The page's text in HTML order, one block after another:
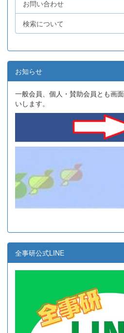
お問い合わせ
検索について
お知らせ
一般会員、個人・賛助会員とも画
いします。
全事研公式LINE